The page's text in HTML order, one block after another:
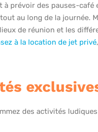
à prévoir des pauses-
au long de la journée.
de réunion et les
à la location de jet privé
des activités